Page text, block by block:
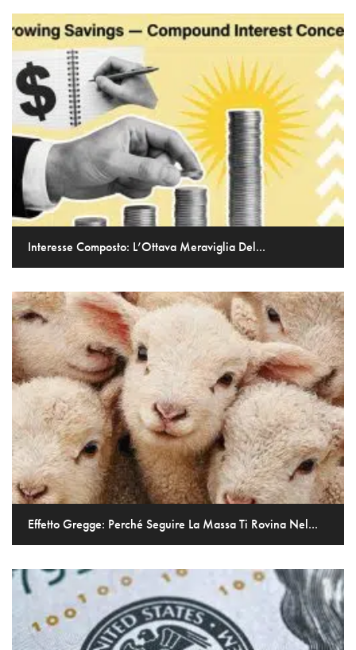
Interesse Composto: L’Ottava Meraviglia Del...
Effetto Gregge: Perché Seguire La Massa Ti Rovina Nel...